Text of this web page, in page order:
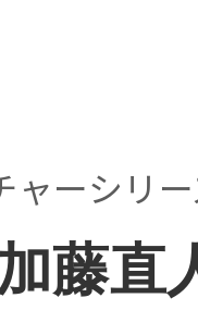
ャーシリ
藤直